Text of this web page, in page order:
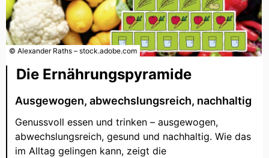
© Alexander Raths – stock.adobe.com
Die Ernährungspyramide
Ausgewogen, abwechslungsreich, nachhaltig
Genussvoll essen und trinken – ausgewogen,
abwechslungsreich, gesund und nachhaltig. Wie das
im Alltag gelingen kann, zeigt die